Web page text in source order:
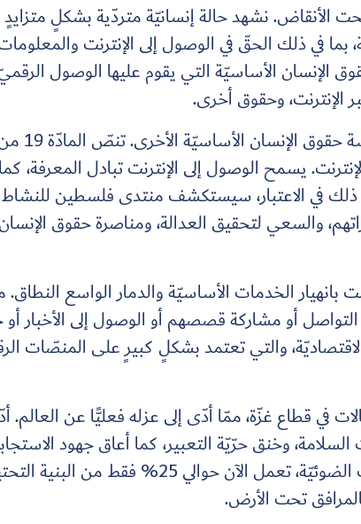
الأنقاض. نشهد حالة إنسانيّة متردّية بشكلٍ
في ذلك الحقّ في الوصول إلى الإنترنت
الأساسيّة التي يقوم عليها الوصول
الإنترنت، وحقوق أخرى.
يتمّ الاعتراف بشكلٍ
يسمح الوصول إلى الإنترنت تبادل المعرفة،
ذلك في الاعتبار، سيستكشف منتدى فلسطين
والسعي لتحقيق العدالة، ومناصرة حقوق
الخدمات الأساسيّة والدمار الواسع
أو مشاركة قصصهم أو الوصول إلى الأخبار
والتي تعتمد بشكلٍ كبيرٍ على المنصّات
في قطاع غزّة، ممّا أدّى إلى عزله فعليًّا عن العالم.
وخنق حرّيّة التعبير، كما أعاق جهود
الطوارئ. مع تضرُّر ما لا يقلّ عن 75% من البنية التحتيّة اللاسلكيّة وركيزة الألياف الضوئيّة،